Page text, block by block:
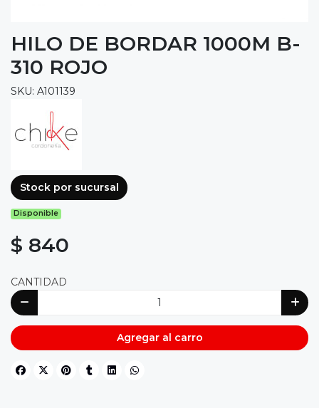
HILO DE BORDAR 1000M B-
310 ROJO
SKU: A101139
Stock por sucursal
Disponible
$ 840
CANTIDAD
Agregar al carro